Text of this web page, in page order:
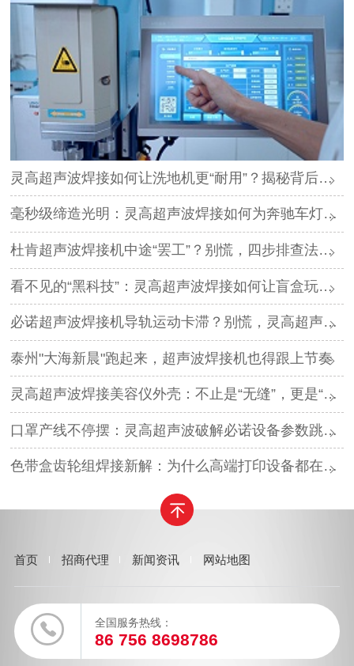
灵高超声波焊接如何让洗地机更“耐用”？揭秘背后的核心工艺
毫秒级缔造光明：灵高超声波焊接如何为奔驰车灯注入灵魂
杜肯超声波焊接机中途“罢工”？别慌，四步排查法让设备“起死回生”
看不见的“黑科技”：灵高超声波焊接如何让盲盒玩具更“香”？
必诺超声波焊接机导轨运动卡滞？别慌，灵高超声波“四步法”精准排障
泰州"大海新晨"跑起来，超声波焊接机也得跟上节奏
灵高超声波焊接美容仪外壳：不止是“无缝”，更是“无瑕”
口罩产线不停摆：灵高超声波破解必诺设备参数跳变难题
色带盒齿轮组焊接新解：为什么高端打印设备都在转向超声波工艺？
首页 招商代理 新闻资讯 网站地图
全国服务热线：
86 756 8698786